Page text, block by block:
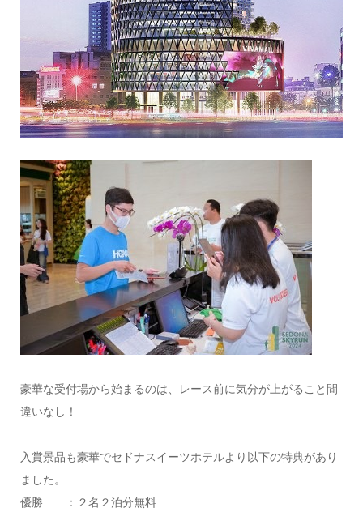
豪華な受付場から始まるのは、レース前に気分が上がること間
違いなし！
入賞景品も豪華でセドナスイーツホテルより以下の特典があり
ました。
優勝 ：２名２泊分無料